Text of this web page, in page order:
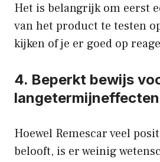
Het is belangrijk om eerst
van het product te testen
kijken of je er goed op
4. Beperkt bewijs
langetermijneffecten
Hoewel Remescar veel
belooft, is er weinig